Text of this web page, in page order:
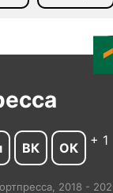
ВК ОК + 1
2018 -